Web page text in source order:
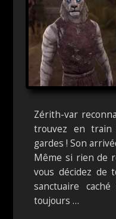
Zérith-var
trouvez en train
gardes ! Son
Même si rien de
vous décidez de
sanctuaire
toujours …